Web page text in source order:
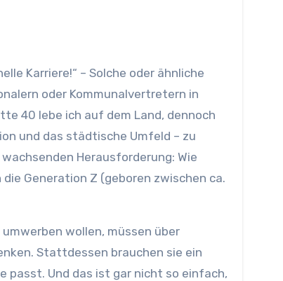
oder Kommunalvertretern in
40 lebe ich auf dem Land, dennoch
und das städtische Umfeld – zu
Herausforderung: Wie
Generation Z (geboren zwischen ca.
wollen, müssen über
Stattdessen brauchen sie ein
passt. Und das ist gar nicht so einfach,